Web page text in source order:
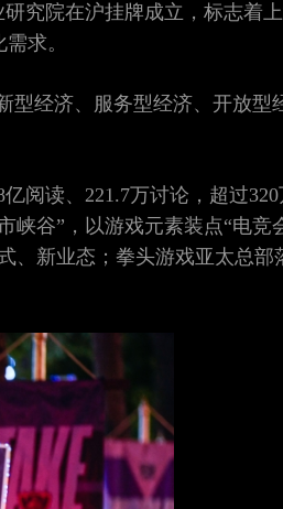
究院在沪挂牌成立，标志着
求。
型经济、服务型经济、开放型
阅读、221.7万讨论，超过320
峡谷”，以游戏元素装点“电竞
、新业态；拳头游戏亚太总部